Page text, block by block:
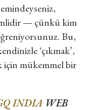
— çünkü kim
Bu,
‘çıkmak’,
için mükemmel bir
INDIA WEB